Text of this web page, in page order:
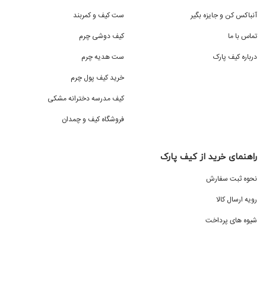
آنباکس کن و جایزه بگیر
تماس با ما
درباره کیف پارک
ست کیف و کمربند
کیف دوشی چرم
ست هدیه چرم
خرید کیف پول چرم
کیف مدرسه دخترانه مشکی
فروشگاه کیف و چمدان
راهنمای خرید از کیف پارک
نحوه ثبت سفارش
رویه ارسال کالا
شیوه های پرداخت